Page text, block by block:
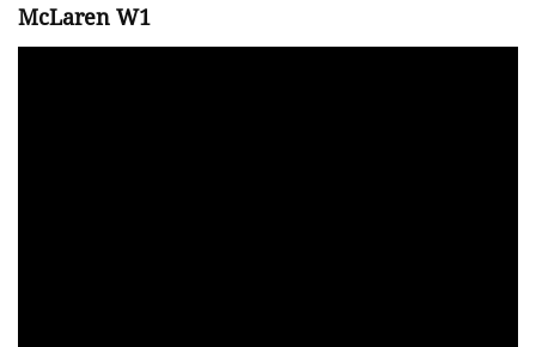
McLaren W1